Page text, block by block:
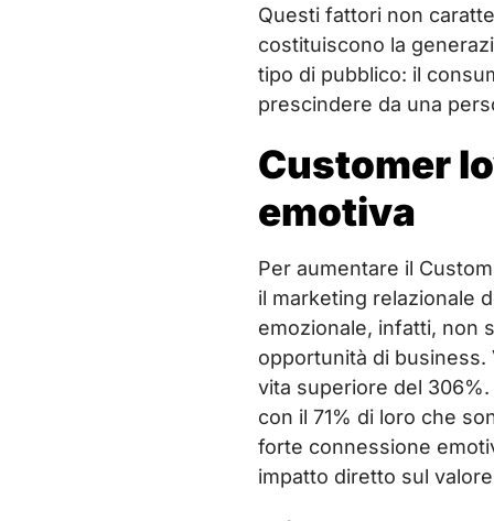
Questi fattori non
costituiscono la
tipo di pubblico: il
prescindere da una
Customer
emotiva
Per aumentare il
il marketing relazionale
emozionale, infatti, non
opportunità di business.
vita superiore del
con il 71% di loro che
forte connessione
impatto diretto sul